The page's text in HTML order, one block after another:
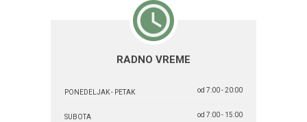
RADNO VREME
PONEDELJAK - PETAK od 7:00 - 20:00
SUBOTA od 7:00 - 15:00